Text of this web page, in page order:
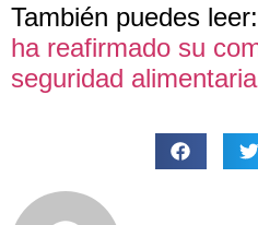
También puedes leer:
ha reafirmado su
seguridad alimentaria